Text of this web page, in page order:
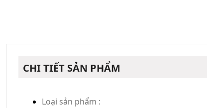
CHI TIẾT SẢN PHẨM
Loại sản phẩm :